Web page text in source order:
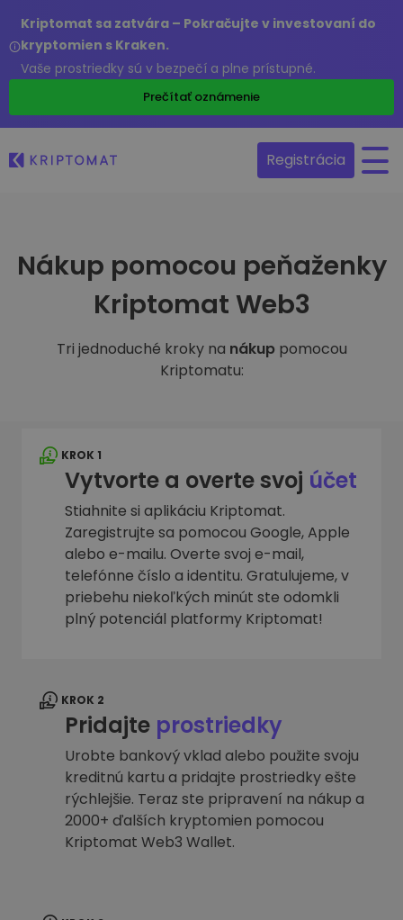
Kriptomat sa zatvára – Pokračujte v investovaní do
kryptomien s Kraken.
Vaše prostriedky sú v bezpečí a plne prístupné.
Prečítať oznámenie
Registrácia
Nákup pomocou peňaženky
Kriptomat Web3
Tri jednoduché kroky na nákup pomocou
Kriptomatu:
KROK 1
Vytvorte a overte svoj účet
Stiahnite si aplikáciu Kriptomat.
Zaregistrujte sa pomocou Google, Apple
alebo e-mailu. Overte svoj e-mail,
telefónne číslo a identitu. Gratulujeme, v
priebehu niekoľkých minút ste odomkli
plný potenciál platformy Kriptomat!
KROK 2
Pridajte prostriedky
Urobte bankový vklad alebo použite svoju
kreditnú kartu a pridajte prostriedky ešte
rýchlejšie. Teraz ste pripravení na nákup a
2000+ ďalších kryptomien pomocou
Kriptomat Web3 Wallet.